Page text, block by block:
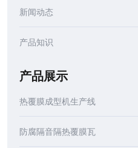
新闻动态
产品知识
产品展示
热覆膜成型机生产线
防腐隔音隔热覆膜瓦